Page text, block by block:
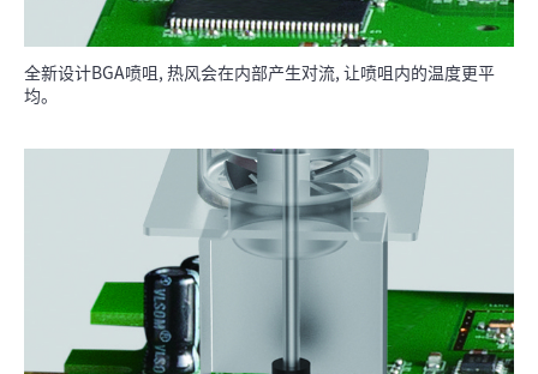
全新设计BGA喷咀, 热风会在内部产生对流, 让喷咀内的温度更平
均。